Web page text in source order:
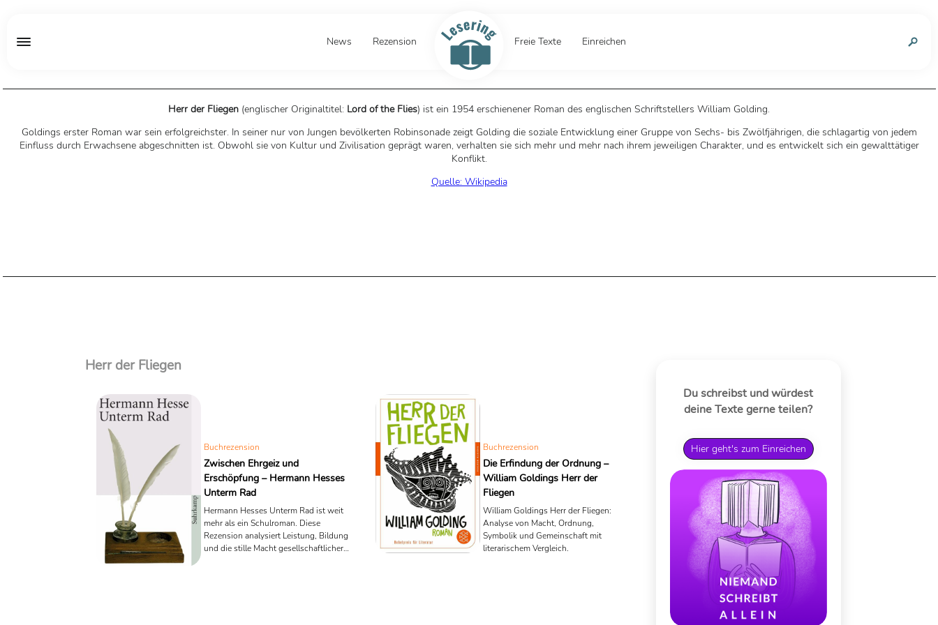
News Rezension Freie Texte Einreichen
Herr der Fliegen (englischer Originaltitel: Lord of the Flies) ist ein 1954 erschienener Roman des englischen Schriftstellers William Golding.
Goldings erster Roman war sein erfolgreichster. In seiner nur von Jungen bevölkerten Robinsonade zeigt Golding die soziale Entwicklung einer Gruppe von Sechs- bis Zwölfjährigen, die schlagartig von jedem
Einfluss durch Erwachsene abgeschnitten ist. Obwohl sie von Kultur und Zivilisation geprägt waren, verhalten sie sich mehr und mehr nach ihrem jeweiligen Charakter, und es entwickelt sich ein gewalttätiger
Konflikt.
Quelle: Wikipedia
Herr der Fliegen
Buchrezension
Zwischen Ehrgeiz und
Erschöpfung – Hermann Hesses
Unterm Rad
Hermann Hesses Unterm Rad ist weit
mehr als ein Schulroman. Diese
Rezension analysiert Leistung, Bildung
und die stille Macht gesellschaftlicher
Buchrezension
Die Erfindung der Ordnung –
William Goldings Herr der
Fliegen
William Goldings Herr der Fliegen:
Analyse von Macht, Ordnung,
Symbolik und Gemeinschaft mit
literarischem Vergleich.
Du schreibst und würdest
deine Texte gerne teilen?
Hier geht's zum Einreichen